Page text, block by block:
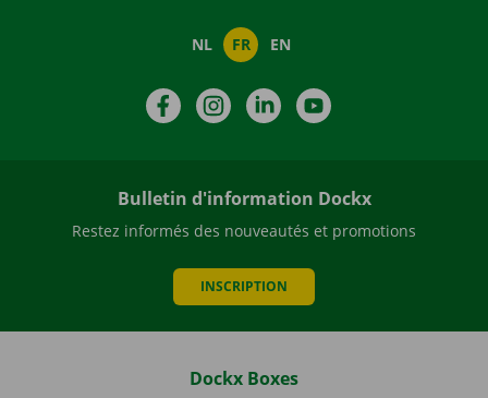
NL FR EN
FacebookInstagramLinkedIn
Bulletin d'information Dockx
Restez informés des nouveautés et promotions
INSCRIPTION
Dockx Boxes